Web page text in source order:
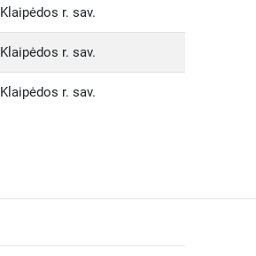
Klaipėdos r. sav.
Klaipėdos r. sav.
Klaipėdos r. sav.